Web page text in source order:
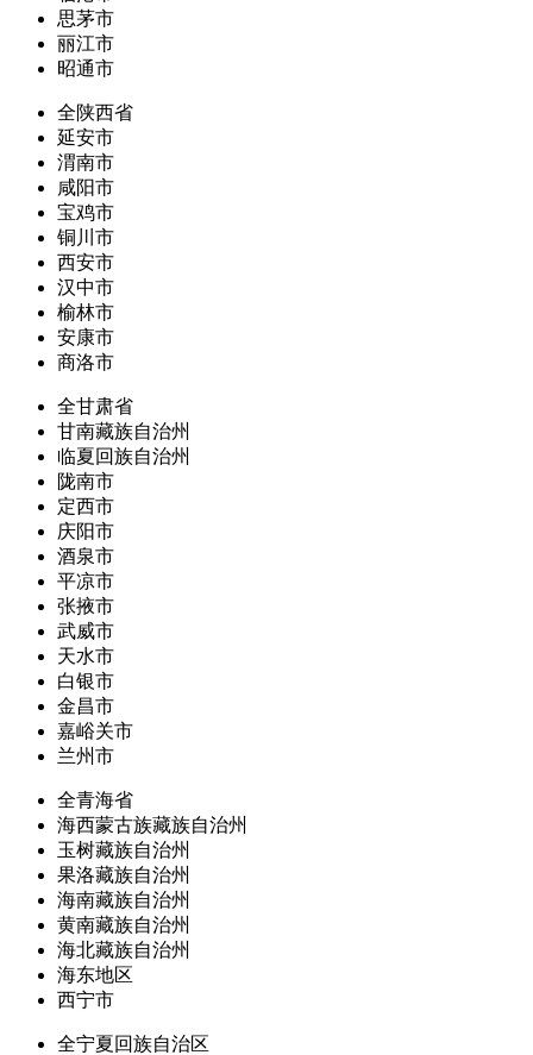
思茅市
丽江市
昭通市
全陕西省
延安市
渭南市
咸阳市
宝鸡市
铜川市
西安市
汉中市
榆林市
安康市
商洛市
全甘肃省
甘南藏族自治州
临夏回族自治州
陇南市
定西市
庆阳市
酒泉市
平凉市
张掖市
武威市
天水市
白银市
金昌市
嘉峪关市
兰州市
全青海省
海西蒙古族藏族自治州
玉树藏族自治州
果洛藏族自治州
海南藏族自治州
黄南藏族自治州
海北藏族自治州
海东地区
西宁市
全宁夏回族自治区